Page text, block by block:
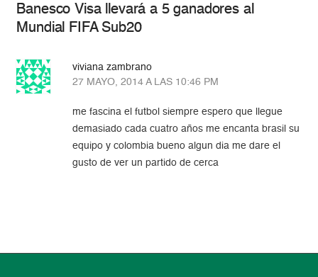
Banesco Visa llevará a 5 ganadores al
Mundial FIFA Sub20
viviana zambrano
27 MAYO, 2014 A LAS 10:46 PM
me fascina el futbol siempre espero que llegue
demasiado cada cuatro años me encanta brasil su
equipo y colombia bueno algun dia me dare el
gusto de ver un partido de cerca